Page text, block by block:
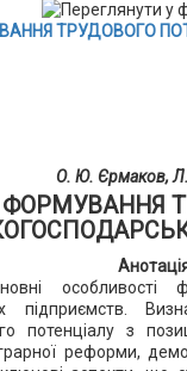
ТРУДОВОГО
О. Ю. Єрмаков, Л.
особливості
підприємств.
потенціалу з
реформи,